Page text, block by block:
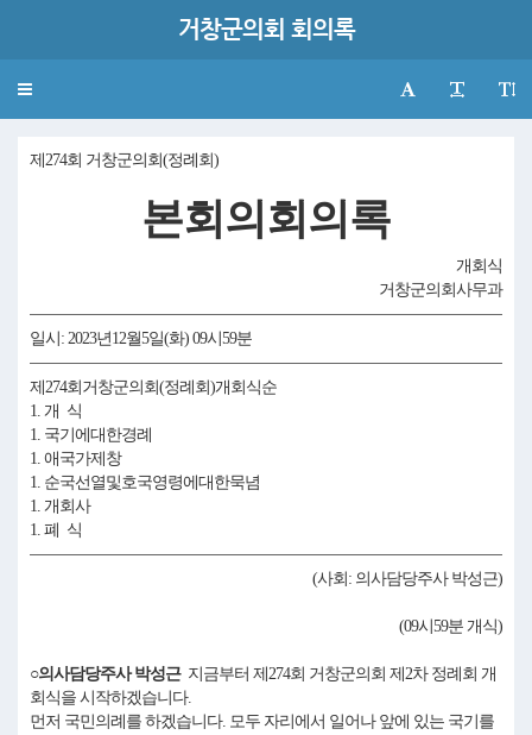
거창군의회 회의록
Toggle
제274회 거창군의회(정례회)
본회의회의록
개회식
거창군의회사무과
일시: 2023년12월5일(화) 09시59분
제274회거창군의회(정례회)개회식순
1. 개 식
1. 국기에대한경례
1. 애국가제창
1. 순국선열및호국영령에대한묵념
1. 개회사
1. 폐 식
(사회: 의사담당주사 박성근)
(09시59분 개식)
○의사담당주사 박성근지금부터 제274회 거창군의회 제2차 정례회 개
회식을 시작하겠습니다.
먼저 국민의례를 하겠습니다. 모두 자리에서 일어나 앞에 있는 국기를